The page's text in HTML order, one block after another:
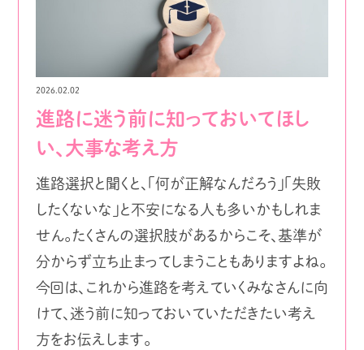
2026.02.02
進路に迷う前に知っておいてほし
い、大事な考え方
進路選択と聞くと、「何が正解なんだろう」「失敗
したくないな」と不安になる人も多いかもしれま
せん。たくさんの選択肢があるからこそ、基準が
分からず立ち止まってしまうこともありますよね。
今回は、これから進路を考えていくみなさんに向
けて、迷う前に知っておいていただきたい考え
方をお伝えします。